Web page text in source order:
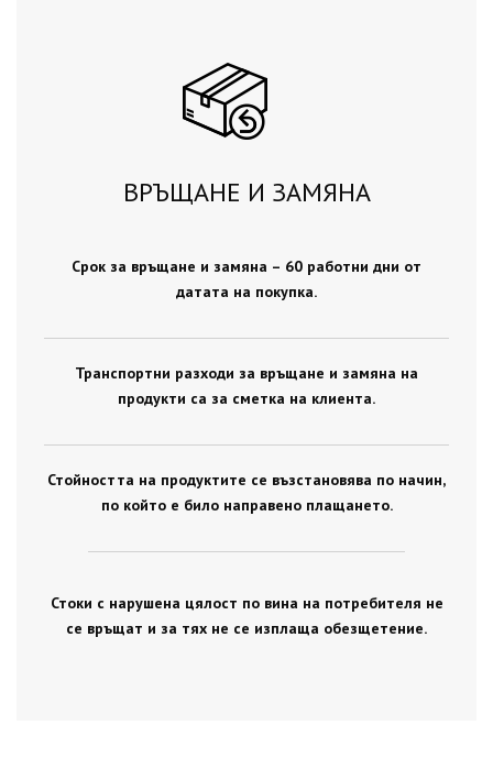
ВРЪЩАНЕ И ЗАМЯНА
Срок за връщане и замяна – 60 работни дни от
датата на покупка.
Транспортни разходи за връщане и замяна на
продукти са за сметка на клиента.
Стойността на продуктите се възстановява по начин,
по който е било направено плащането.
Стоки с нарушена цялост по вина на потребителя не
се връщат и за тях не се изплаща обезщетение.